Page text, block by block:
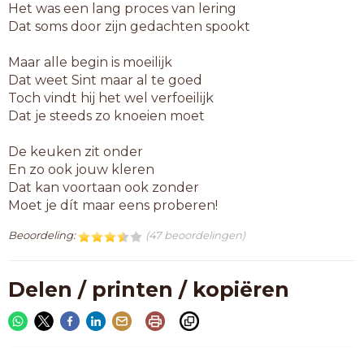
Het was een lang proces van lering
Dat soms door zijn gedachten spookt
Maar alle begin is moeilijk
Dat weet Sint maar al te goed
Toch vindt hij het wel verfoeilijk
Dat je steeds zo knoeien moet
De keuken zit onder
En zo ook jouw kleren
Dat kan voortaan ook zonder
Moet je dít maar eens proberen!
Beoordeling: (47 beoordelingen)
Delen / printen / kopiëren